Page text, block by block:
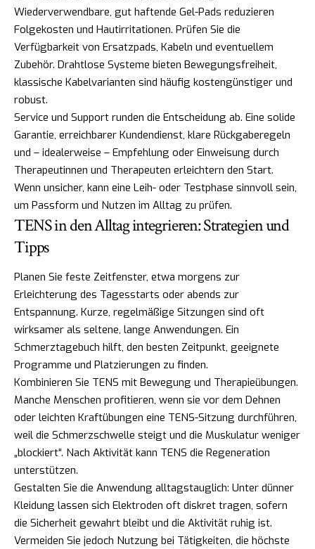
Wiederverwendbare, gut haftende Gel-Pads reduzieren
Folgekosten und Hautirritationen. Prüfen Sie die
Verfügbarkeit von Ersatzpads, Kabeln und eventuellem
Zubehör. Drahtlose Systeme bieten Bewegungsfreiheit,
klassische Kabelvarianten sind häufig kostengünstiger und
robust.
Service und Support runden die Entscheidung ab. Eine solide
Garantie, erreichbarer Kundendienst, klare Rückgaberegeln
und – idealerweise – Empfehlung oder Einweisung durch
Therapeutinnen und Therapeuten erleichtern den Start.
Wenn unsicher, kann eine Leih- oder Testphase sinnvoll sein,
um Passform und Nutzen im Alltag zu prüfen.
TENS in den Alltag integrieren: Strategien und
Tipps
Planen Sie feste Zeitfenster, etwa morgens zur
Erleichterung des Tagesstarts oder abends zur
Entspannung. Kurze, regelmäßige Sitzungen sind oft
wirksamer als seltene, lange Anwendungen. Ein
Schmerztagebuch hilft, den besten Zeitpunkt, geeignete
Programme und Platzierungen zu finden.
Kombinieren Sie TENS mit Bewegung und Therapieübungen.
Manche Menschen profitieren, wenn sie vor dem Dehnen
oder leichten Kraftübungen eine TENS-Sitzung durchführen,
weil die Schmerzschwelle steigt und die Muskulatur weniger
„blockiert“. Nach Aktivität kann TENS die Regeneration
unterstützen.
Gestalten Sie die Anwendung alltagstauglich: Unter dünner
Kleidung lassen sich Elektroden oft diskret tragen, sofern
die Sicherheit gewahrt bleibt und die Aktivität ruhig ist.
Vermeiden Sie jedoch Nutzung bei Tätigkeiten, die höchste